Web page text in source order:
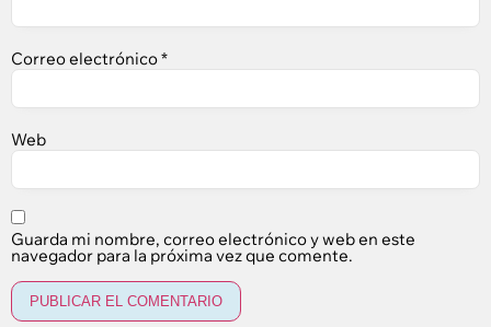
Correo electrónico*
Web
Guarda mi nombre, correo electrónico y web en este
navegador para la próxima vez que comente.